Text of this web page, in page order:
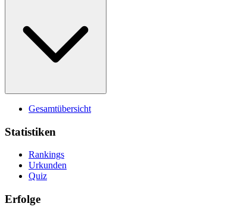
Gesamtübersicht
Statistiken
Rankings
Urkunden
Quiz
Erfolge